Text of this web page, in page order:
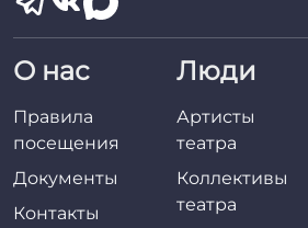
О нас
Правила
посещения
Документы
Контакты
Люди
Артисты
театра
Коллективы
театра